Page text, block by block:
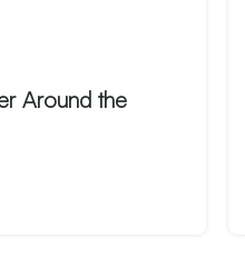
Around the